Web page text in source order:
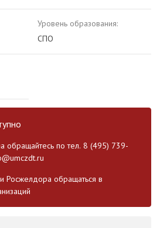
Уровень образования:
СПО
обращайтесь по тел. 8 (495) 739-
Росжелдора обращаться в